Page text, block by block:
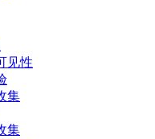
见性
集
集